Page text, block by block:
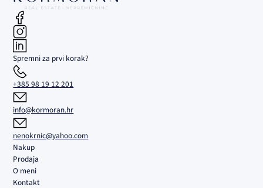
Spremni za prvi korak?
+385 98 19 12 201
info@kormoran.hr
nenokrnic@yahoo.com
Nakup
Prodaja
O meni
Kontakt